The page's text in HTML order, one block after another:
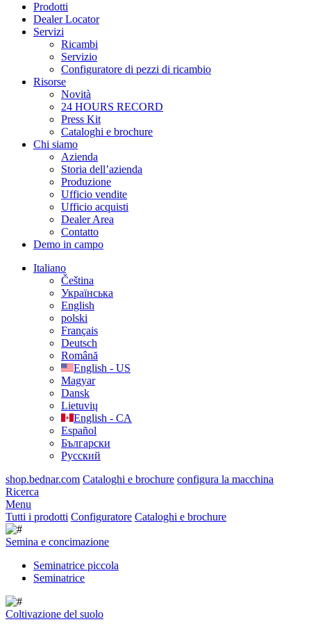
Prodotti
Dealer Locator
Servizi
Ricambi
Servizio
Configuratore di pezzi di ricambio
Risorse
Novità
24 HOURS RECORD
Press Kit
Cataloghi e brochure
Chi siamo
Azienda
Storia dell’azienda
Produzione
Ufficio vendite
Ufficio acquisti
Dealer Area
Contatto
Demo in campo
Italiano
Čeština
Українська
English
polski
Français
Deutsch
Română
English - US
Magyar
Dansk
Lietuvių
English - CA
Español
Български
Русский
shop.bednar.com Cataloghi e brochure configura la macchina
Ricerca
Menu
Tutti i prodotti Configuratore Cataloghi e brochure
Semina e concimazione
Seminatrice piccola
Seminatrice
Coltivazione del suolo